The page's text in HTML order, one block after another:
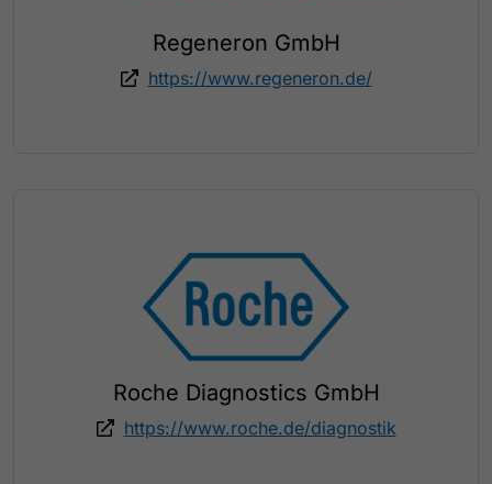
Regeneron GmbH
https://www.regeneron.de/
Roche Diagnostics GmbH
https://www.roche.de/diagnostik